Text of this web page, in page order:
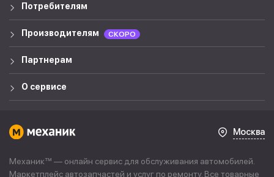
Потребителям
Производителям СКОРО
Партнерам
О сервисе
Москва
Механик™ — онлайн сервис для обслуживания автомобилей.
Маркетплейс автозапчастей и услуг по ремонту. Все товарные